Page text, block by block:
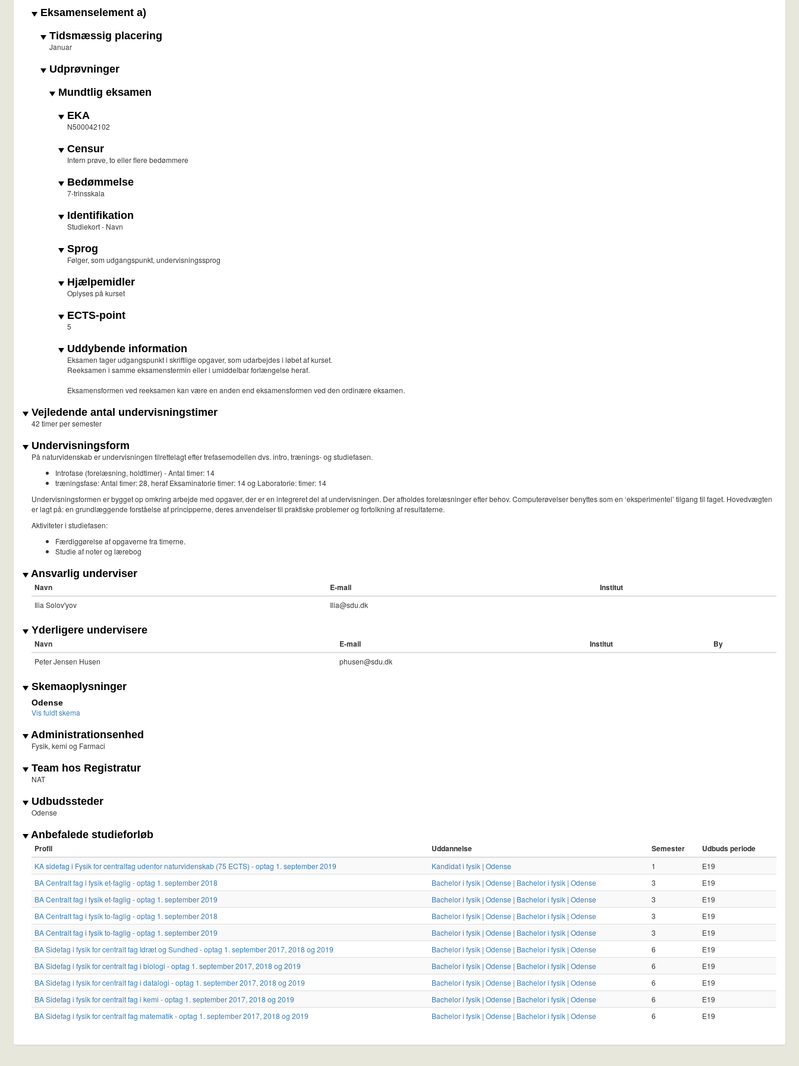
Eksamenselement a)
Tidsmæssig placering
Januar
Udprøvninger
Mundtlig eksamen
EKA
N500042102
Censur
Intern prøve, to eller flere bedømmere
Bedømmelse
7-trinsskala
Identifikation
Studiekort - Navn
Sprog
Følger, som udgangspunkt, undervisningssprog
Hjælpemidler
Oplyses på kurset
ECTS-point
5
Uddybende information
Eksamen tager udgangspunkt i skriftlige opgaver, som udarbejdes i løbet af kurset.
Reeksamen i samme eksamenstermin eller i umiddelbar forlængelse heraf.
Eksamensformen ved reeksamen kan være en anden end eksamensformen ved den ordinære eksamen.
Vejledende antal undervisningstimer
42 timer per semester
Undervisningsform
På naturvidenskab er undervisningen tilrettelagt efter trefasemodellen dvs. intro, trænings- og studiefasen.
Introfase (forelæsning, holdtimer) - Antal timer: 14
træningsfase: Antal timer: 28, heraf Eksaminatorie timer: 14 og Laboratorie: timer: 14
Undervisningsformen er bygget op omkring arbejde med opgaver, der er en integreret del af undervisningen. Der afholdes forelæsninger efter behov. Computerøvelser benyttes som en ‘eksperimentel’ tilgang til faget. Hovedvægten
er lagt på: en grundlæggende forståelse af principperne, deres anvendelser til praktiske problemer og fortolkning af resultaterne.
Aktiviteter i studiefasen:
Færdiggørelse af opgaverne fra timerne.
Studie af noter og lærebog
Ansvarlig underviser
Navn E-mail Institut
Ilia Solov'yov Ilia@sdu.dk
Yderligere undervisere
Navn E-mail Institut By
Peter Jensen Husen phusen@sdu.dk
Skemaoplysninger
Odense
Vis fuldt skema
Administrationsenhed
Fysik, kemi og Farmaci
Team hos Registratur
NAT
Udbudssteder
Odense
Anbefalede studieforløb
Profil Uddannelse Semester Udbuds periode
KA sidefag i Fysik for centralfag udenfor naturvidenskab (75 ECTS) - optag 1. september 2019 Kandidat i fysik | Odense 1
E19
BA Centralt fag i fysik et-faglig - optag 1. september 2018
Bachelor i fysik | Odense | Bachelor i fysik | Odense 3
E19
BA Centralt fag i fysik et-faglig - optag 1. september 2019
Bachelor i fysik | Odense | Bachelor i fysik | Odense 3
E19
BA Centralt fag i fysik to-faglig - optag 1. september 2018
Bachelor i fysik | Odense | Bachelor i fysik | Odense 3
E19
BA Centralt fag i fysik to-faglig - optag 1. september 2019
Bachelor i fysik | Odense | Bachelor i fysik | Odense 3
E19
BA Sidefag i fysik for centralt fag Idræt og Sundhed - optag 1. september 2017, 2018 og 2019
Bachelor i fysik | Odense | Bachelor i fysik | Odense 6
E19
BA Sidefag i fysik for centralt fag i biologi - optag 1. september 2017, 2018 og 2019
Bachelor i fysik | Odense | Bachelor i fysik | Odense 6
E19
BA Sidefag i fysik for centralt fag i datalogi - optag 1. september 2017, 2018 og 2019
Bachelor i fysik | Odense | Bachelor i fysik | Odense 6
E19
BA Sidefag i fysik for centralt fag i kemi - optag 1. september 2017, 2018 og 2019
Bachelor i fysik | Odense | Bachelor i fysik | Odense 6
E19
BA Sidefag i fysik for centralt fag matematik - optag 1. september 2017, 2018 og 2019
Bachelor i fysik | Odense | Bachelor i fysik | Odense 6 E19